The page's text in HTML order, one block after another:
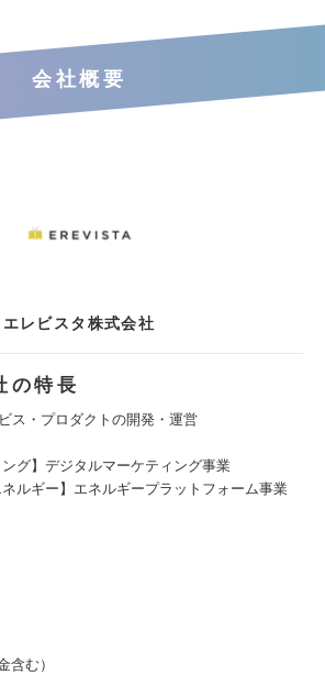
会社概要
エレビスタ株式会社
の特長
ス・プロダクトの開発・運営
グ】デジタルマーケティング事業
ルギー】エネルギープラットフォーム事業
含む）